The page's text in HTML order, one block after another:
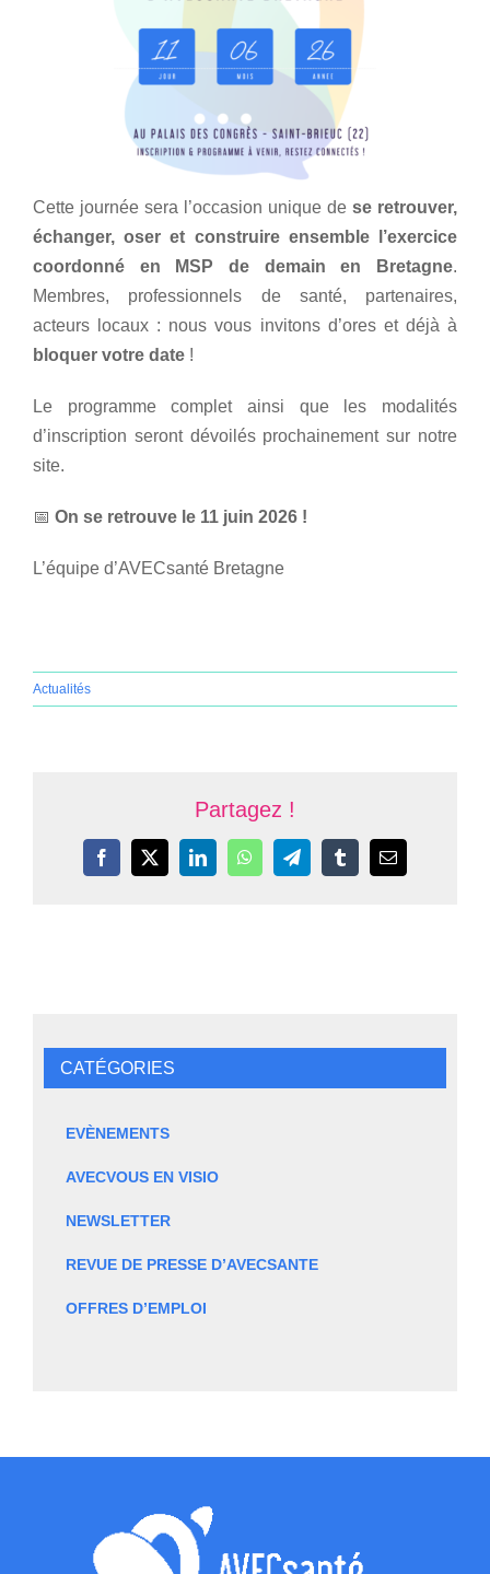
Cette journée sera l’occasion unique dese retrouver,
échanger, oser et construire ensemble l’exercice
coordonné en MSP de demain en Bretagne.
Membres, professionnels de santé, partenaires,
acteurs locaux : nous vous invitons d’ores et déjà à
bloquer votre date!
Le programme complet ainsi que les modalités
d’inscription seront dévoilés prochainement sur notre
site.
📅 On se retrouve le 11 juin 2026 !
L’équipe d’AVECsanté Bretagne
Actualités
Partagez !
Facebook
X LinkedInWhatsAppTelegramTumblrEmail
CATÉGORIES
EVÈNEMENTS
AVECVOUS EN VISIO
NEWSLETTER
REVUE DE PRESSE D’AVECSANTE
OFFRES D’EMPLOI